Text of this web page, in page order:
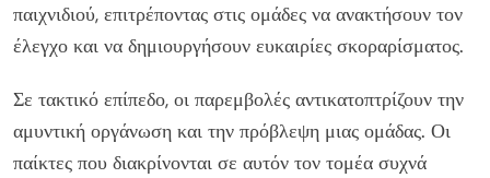
παιχνιδιού, επιτρέποντας στις ομάδες να ανακτήσουν τον
έλεγχο και να δημιουργήσουν ευκαιρίες σκοραρίσματος.
Σε τακτικό επίπεδο, οι παρεμβολές αντικατοπτρίζουν την
αμυντική οργάνωση και την πρόβλεψη μιας ομάδας. Οι
παίκτες που διακρίνονται σε αυτόν τον τομέα συχνά